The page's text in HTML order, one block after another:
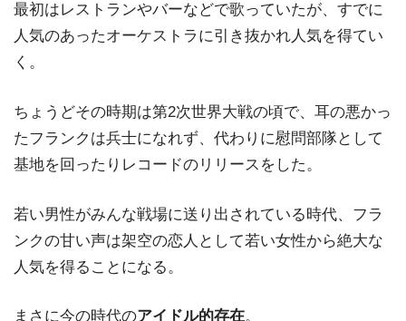
最初はレストランやバーなどで歌っていたが、すでに
人気のあったオーケストラに引き抜かれ人気を得てい
く。
ちょうどその時期は第2次世界大戦の頃で、耳の悪かっ
たフランクは兵士になれず、代わりに慰問部隊として
基地を回ったりレコードのリリースをした。
若い男性がみんな戦場に送り出されている時代、フラ
ンクの甘い声は架空の恋人として若い女性から絶大な
人気を得ることになる。
まさに今の時代のアイドル的存在。